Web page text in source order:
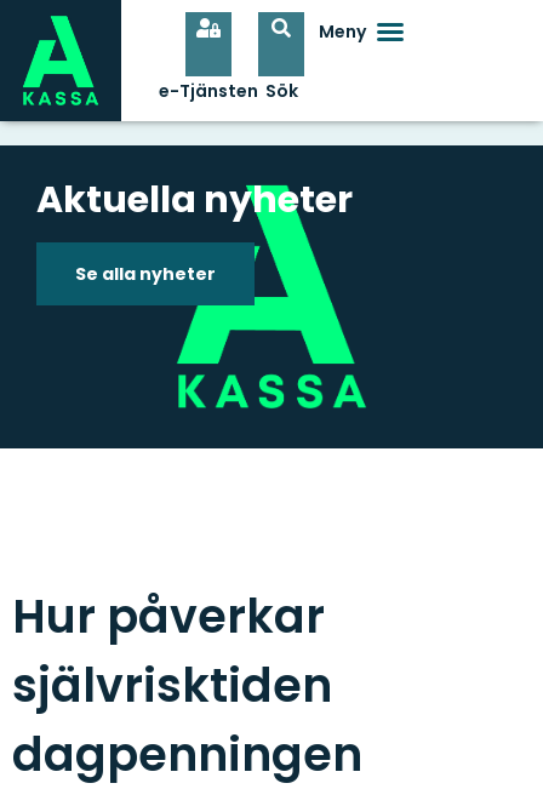
Aktuella nyheter
Se alla nyheter
Hur påverkar
självrisktiden
dagpenningen